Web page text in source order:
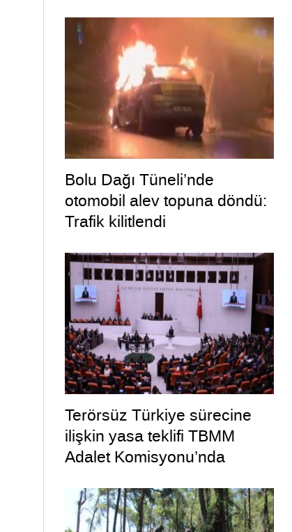
Bolu Dağı Tüneli’nde
otomobil alev topuna döndü:
Trafik kilitlendi
Terörsüz Türkiye sürecine
ilişkin yasa teklifi TBMM
Adalet Komisyonu’nda